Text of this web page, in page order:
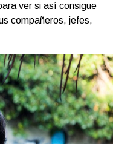
ver si así consigue
compañeros, jefes,